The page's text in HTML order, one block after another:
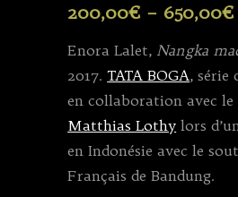
200,00€– 650,00€
Enora Lalet, Nangka
2017.TATA BOGA, série
en collaboration avec
Matthias Lothy lors
en Indonésie avec le
Français de Bandung.